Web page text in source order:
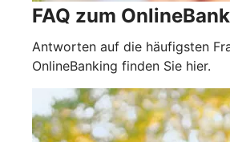
FAQ zum
Antworten auf die häufigsten
OnlineBanking finden Sie hier.